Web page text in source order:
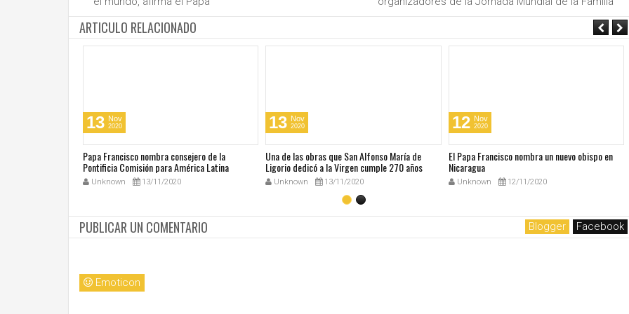
ARTICULO RELACIONADO
13 Nov
2020
Papa Francisco nombra consejero de la
Pontificia Comisión para América Latina
Unknown 13/11/2020
13 Nov
2020
Una de las obras que San Alfonso María de
Ligorio dedicó a la Virgen cumple 270 años
Unknown 13/11/2020
12 Nov
2020
El Papa Francisco nombra un nuevo obispo en
Nicaragua
Unknown 12/11/2020
PUBLICAR UN COMENTARIO Blogger Facebook
Emoticon